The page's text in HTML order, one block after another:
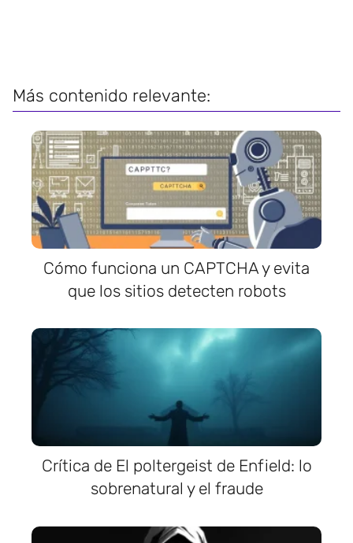
Más contenido relevante:
Cómo funciona un CAPTCHA y evita
que los sitios detecten robots
Crítica de El poltergeist de Enfield: lo
sobrenatural y el fraude